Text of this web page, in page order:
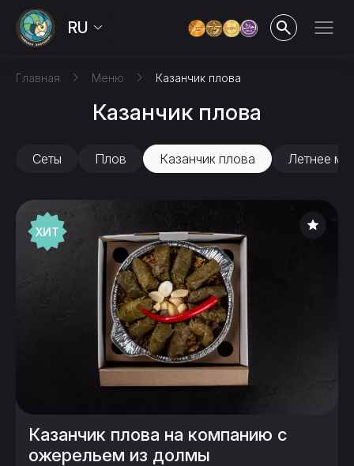
RU
Главная Меню Казанчик плова
Казанчик плова
Сеты Плов Казанчик плова Летнее
ХИТ
Казанчик плова на компанию с
ожерельем из долмы